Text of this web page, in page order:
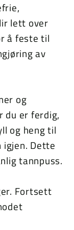
lett over
å feste til
av
og
du er ferdig,
og heng til
Dette
tannpuss.
Fortsett